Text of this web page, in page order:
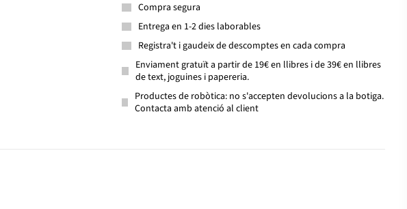
Compra segura
Entrega en 1-2 dies laborables
Registra't i gaudeix de descomptes en cada compra
Enviament gratuït a partir de 19€ en llibres i de 39€ en llibres
de text, joguines i papereria.
Productes de robòtica: no s'accepten devolucions a la botiga.
Contacta amb atenció al client